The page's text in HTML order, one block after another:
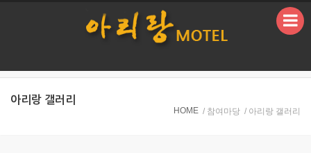
아리랑 갤러리
HOME / 참여마당 / 아리랑 갤러리